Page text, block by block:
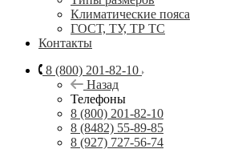
Климатические пояса
ГОСТ, ТУ, ТР ТС
Контакты
8 (800) 201-82-10
Назад
Телефоны
8 (800) 201-82-10
8 (8482) 55-89-85
8 (927) 727-56-74